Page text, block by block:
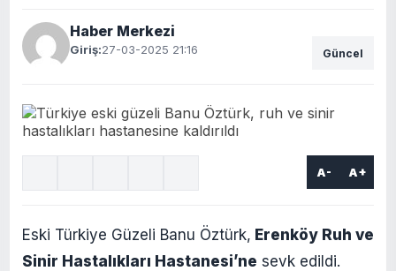
Haber Merkezi
Giriş:27-03-2025 21:16 Güncel
A- A+
Eski Türkiye Güzeli Banu Öztürk, Erenköy Ruh ve
Sinir Hastalıkları Hastanesi’ne sevk edildi.